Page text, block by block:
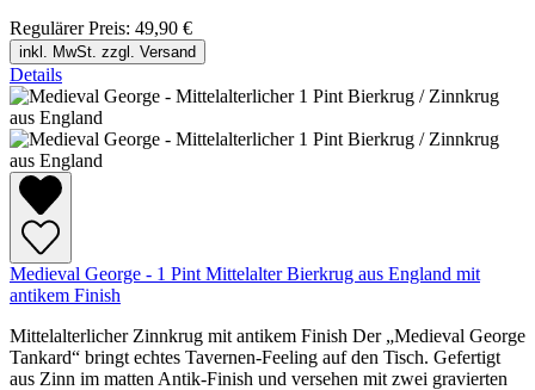
Regulärer Preis: 49,90 €
inkl. MwSt. zzgl. Versand
Details
Medieval George - 1 Pint Mittelalter Bierkrug aus England mit
antikem Finish
Mittelalterlicher Zinnkrug mit antikem Finish Der „Medieval George
Tankard“ bringt echtes Tavernen-Feeling auf den Tisch. Gefertigt
aus Zinn im matten Antik-Finish und versehen mit zwei gravierten